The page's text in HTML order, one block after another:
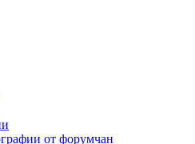
от форумчан